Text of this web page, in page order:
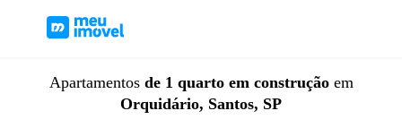
Apartamentos de 1 quarto em construção em
Orquidário, Santos, SP